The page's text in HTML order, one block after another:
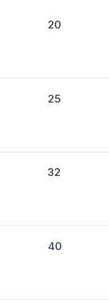
20
25
32
40